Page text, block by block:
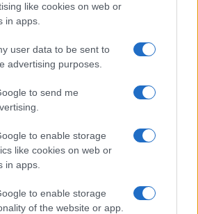
like cookies on web or
in apps.
user data to be sent to
advertising purposes.
to send me
to enable storage
like cookies on web or
in apps.
to enable storage
of the website or app.
Shared Mobility
What3Words
Γ΄ τριμήνου 2021